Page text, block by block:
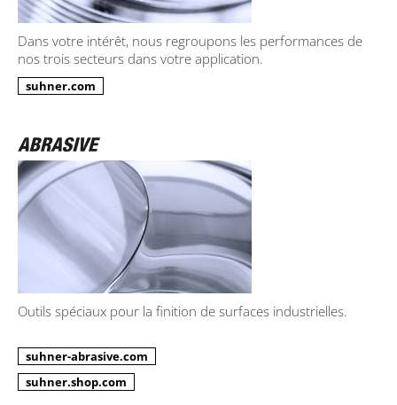
Dans votre intérêt, nous regroupons les performances de
nos trois secteurs dans votre application.
suhner.com
Outils spéciaux pour la finition de surfaces industrielles.
suhner-abrasive.com
suhner.shop.com